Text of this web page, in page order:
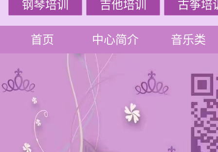
钢琴培训 吉他培训 古筝培
首页 中心简介 音乐类